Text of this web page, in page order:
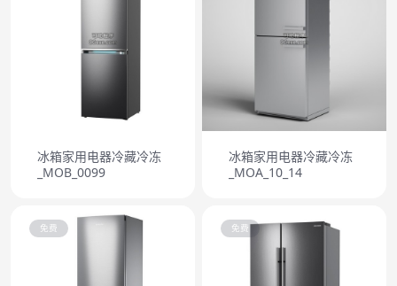
冰箱家用电器冷藏冷冻
_MOB_0099
冰箱家用电器冷藏冷冻
_MOA_10_14
免费 免费